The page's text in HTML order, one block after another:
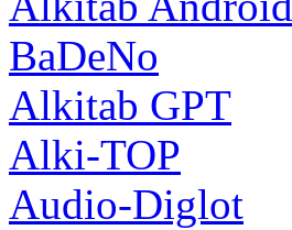
BaDeNo
Alkitab GPT
Alki-TOP
Audio-Diglot